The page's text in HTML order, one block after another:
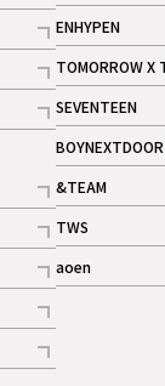
記事
ENHYPEN
記事
TOMORROW X
記事
ギャラリー
SEVENTEEN
記事
BOYNEXTDOOR
記事
&TEAM
記事
TWS
記事
aoen
記事